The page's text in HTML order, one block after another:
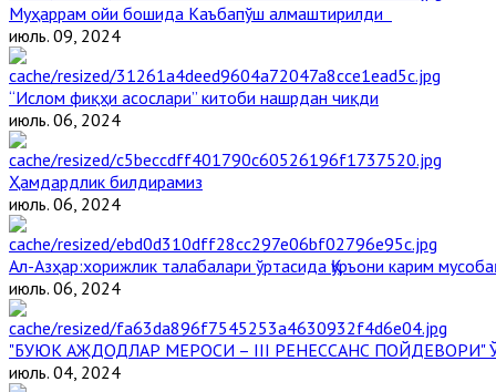
Муҳаррам ойи бошида Каъбапўш алмаштирилди
июль. 09, 2024
“Ислом фиқҳи асослари” китоби нашрдан чиқди
июль. 06, 2024
Ҳамдардлик билдирамиз
июль. 06, 2024
Aл-Aзҳар:хорижлик талабалари ўртасида Қуръони карим
июль. 06, 2024
"БУЮК АЖДОДЛАР МЕРОСИ – III РЕНЕССАНС
июль. 04, 2024